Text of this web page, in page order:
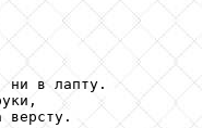
ни в лапту.
версту.